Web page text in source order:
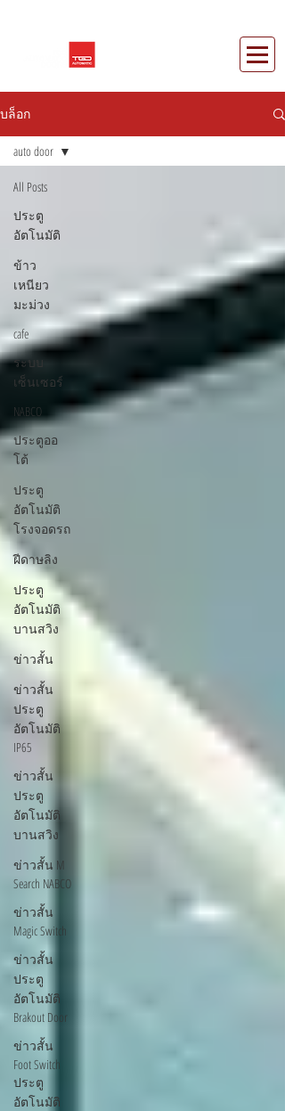
บล็อก
All Posts
ประตู
อัตโนมัติ
ข้าว
เหนียว
มะม่วง
cafe
ระบบ
เซ็นเซอร์
NABCO
ประตูออ
โต้
ประตู
อัตโนมัติ
โรงจอดรถ
ฝีดาษลิง
ประตู
อัตโนมัติ
บานสวิง
ข่าวสั้น
ข่าวสั้น
ประตู
อัตโนมัติ
IP65
ข่าวสั้น
ประตู
อัตโนมัติ
บานสวิง
ข่าวสั้น M
Search NABCO
ข่าวสั้น
Magic Switch
ข่าวสั้น
ประตู
อัตโนมัติ
Brakout Door
ข่าวสั้น
Foot Switch
ประตู
อัตโนมัติ
auto door